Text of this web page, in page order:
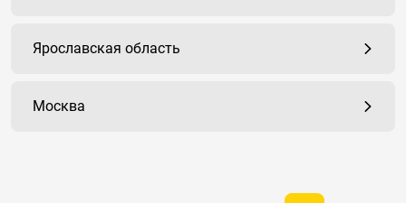
Ярославская область
Москва